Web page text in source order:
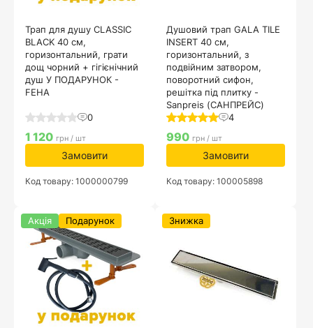
Трап для душу CLASSIC
BLACK 40 см,
горизонтальний, грати
дощ чорний + гігієнічний
душ У ПОДАРУНОК -
FEHA
0
1 120 грн / шт
Замовити
Код товару: 1000000799
Душовий трап GALA TILE
INSERT 40 см,
горизонтальний, з
подвійним затвором,
поворотний сифон,
решітка під плитку -
Sanpreis (САНПРЕЙС)
4
990 грн / шт
Замовити
Код товару: 100005898
Акція Подарунок Знижка